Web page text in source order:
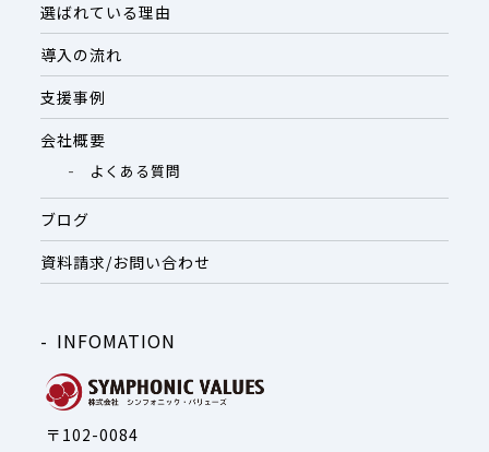
選ばれている理由
導入の流れ
支援事例
会社概要
よくある質問
ブログ
資料請求/お問い合わせ
INFOMATION
〒102-0084